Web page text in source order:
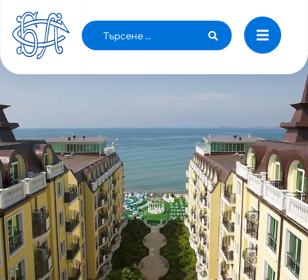
СПЕЦИАЛНА ОФЕРТА ЗА ЛЕКАРИ В
ХОТЕЛ AMORE BEACH